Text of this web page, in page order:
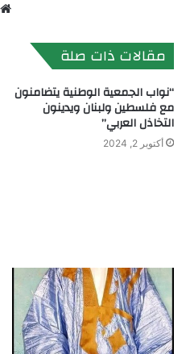
مقالات ذات صلة
“نواب الجمعية الوطنية يتضامنون
مع فلسطين ولبنان ويدينون
التخاذل العربي”
أكتوبر 2, 2024